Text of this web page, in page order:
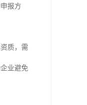
报方
质，需
业避免